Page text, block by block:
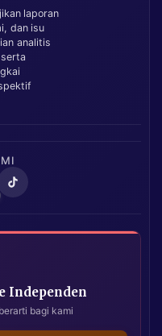
laporan
dan isu
analitis
Independen
bagi kami